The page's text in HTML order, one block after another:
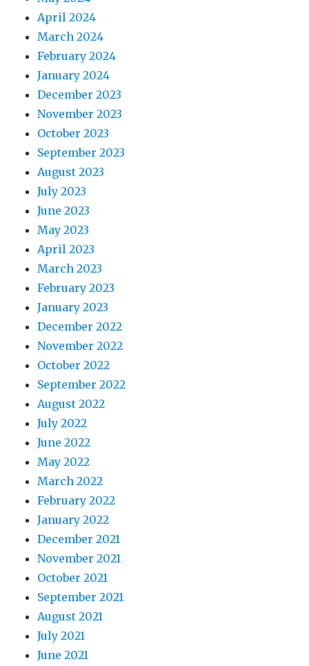
April 2024
March 2024
February 2024
January 2024
December 2023
November 2023
October 2023
September 2023
August 2023
July 2023
June 2023
May 2023
April 2023
March 2023
February 2023
January 2023
December 2022
November 2022
October 2022
September 2022
August 2022
July 2022
June 2022
May 2022
March 2022
February 2022
January 2022
December 2021
November 2021
October 2021
September 2021
August 2021
July 2021
June 2021